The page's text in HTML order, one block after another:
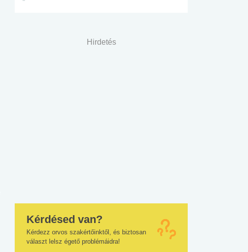
Hirdetés
Kérdésed van?
Kérdezz orvos szakértőinktől, és biztosan
választ lelsz égető problémáidra!